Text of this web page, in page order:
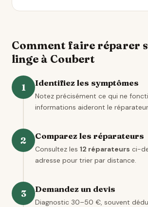
Comment faire réparer
linge à Coubert
1 Identifiez les symptômes
Notez précisément ce qui ne
informations aideront le
2 Comparez les réparateurs
Consultez les 12 réparateurs ci-
adresse pour trier par distance.
3 Demandez un devis
Diagnostic 30–50 €, souvent